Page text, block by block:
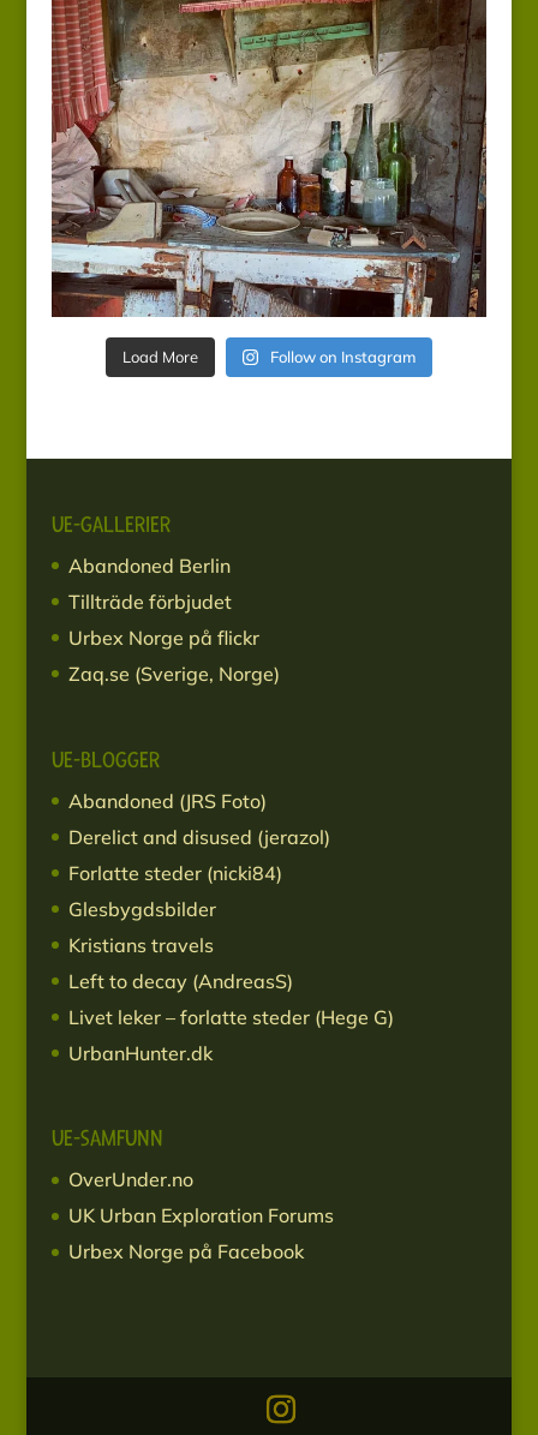
Load More Follow on Instagram
UE-GALLERIER
Abandoned Berlin
Tillträde förbjudet
Urbex Norge på flickr
Zaq.se (Sverige, Norge)
UE-BLOGGER
Abandoned (JRS Foto)
Derelict and disused (jerazol)
Forlatte steder (nicki84)
Glesbygdsbilder
Kristians travels
Left to decay (AndreasS)
Livet leker – forlatte steder (Hege G)
UrbanHunter.dk
UE-SAMFUNN
OverUnder.no
UK Urban Exploration Forums
Urbex Norge på Facebook